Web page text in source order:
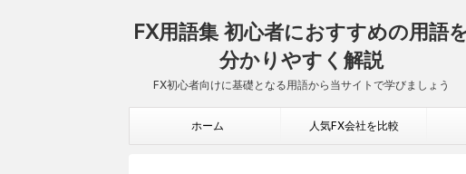
FX用語集 初心者におすすめの用語
分かりやすく解説
FX初心者向けに基礎となる用語から当サイトで学びましょう
ホーム 人気FX会社を比較